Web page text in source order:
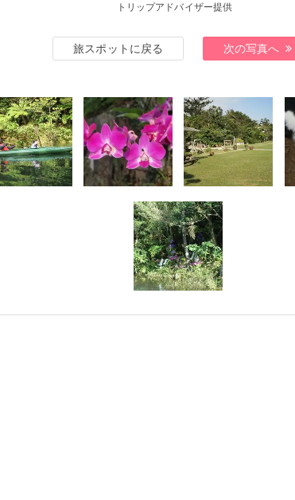
トリップアドバイザー提供
旅スポットに戻る 次の写真へ